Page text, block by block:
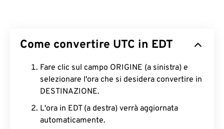
Come convertire UTC in EDT
Fare clic sul campo ORIGINE (a sinistra) e
selezionare l'ora che si desidera convertire in
DESTINAZIONE.
L'ora in EDT (a destra) verrà aggiornata
automaticamente.